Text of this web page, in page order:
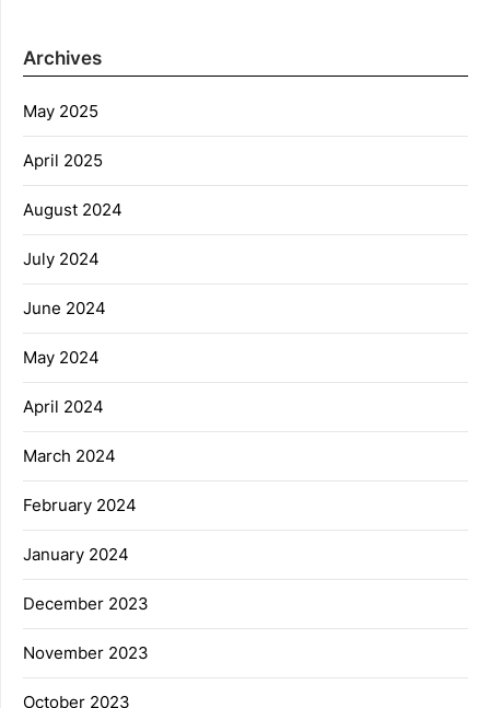
Archives
May 2025
April 2025
August 2024
July 2024
June 2024
May 2024
April 2024
March 2024
February 2024
January 2024
December 2023
November 2023
October 2023